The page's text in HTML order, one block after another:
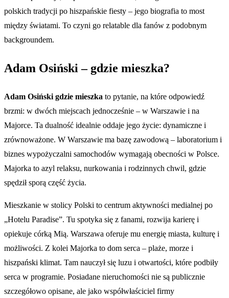
polskich tradycji po hiszpańskie fiesty – jego biografia to most
między światami. To czyni go relatable dla fanów z podobnym
backgroundem.
Adam Osiński – gdzie mieszka?
Adam Osiński gdzie mieszka to pytanie, na które odpowiedź
brzmi: w dwóch miejscach jednocześnie – w Warszawie i na
Majorce. Ta dualność idealnie oddaje jego życie: dynamiczne i
zrównoważone. W Warszawie ma bazę zawodową – laboratorium i
biznes wypożyczalni samochodów wymagają obecności w Polsce.
Majorka to azyl relaksu, nurkowania i rodzinnych chwil, gdzie
spędził sporą część życia.
Mieszkanie w stolicy Polski to centrum aktywności medialnej po
„Hotelu Paradise”. Tu spotyka się z fanami, rozwija karierę i
opiekuje córką Mią. Warszawa oferuje mu energię miasta, kulturę i
możliwości. Z kolei Majorka to dom serca – plaże, morze i
hiszpański klimat. Tam nauczył się luzu i otwartości, które podbiły
serca w programie. Posiadane nieruchomości nie są publicznie
szczegółowo opisane, ale jako współwłaściciel firmy